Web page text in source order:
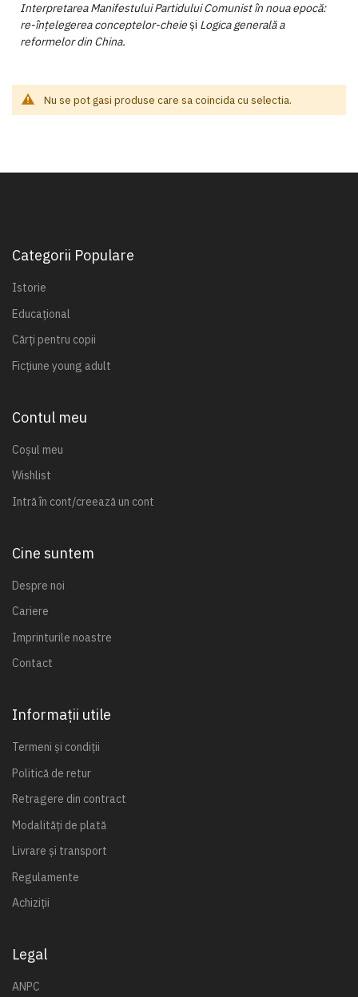
Interpretarea Manifestului Partidului Comunist în noua epocă:
re-înțelegerea conceptelor-cheieși Logica generală a
reformelor din China.
Nu se pot gasi produse care sa coincida cu selectia.
Categorii Populare
Istorie
Educațional
Cărți pentru copii
Ficțiune young adult
Contul meu
Coșul meu
Wishlist
Intră în cont/creează un cont
Cine suntem
Despre noi
Cariere
Imprinturile noastre
Contact
Informații utile
Termeni și condiții
Politică de retur
Retragere din contract
Modalități de plată
Livrare și transport
Regulamente
Achiziții
Legal
ANPC